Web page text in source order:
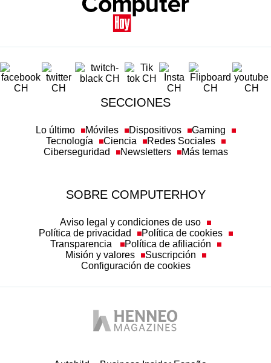
SECCIONES
Lo último Móviles Dispositivos
Gaming
Tecnología
Ciencia
Redes Sociales
Ciberseguridad
Newsletters Más temas
SOBRE COMPUTERHOY
Aviso legal y condiciones de uso
Política de privacidad
Política de cookies
Transparencia
Política de afiliación
Misión y valores
Suscripción
Configuración de cookies